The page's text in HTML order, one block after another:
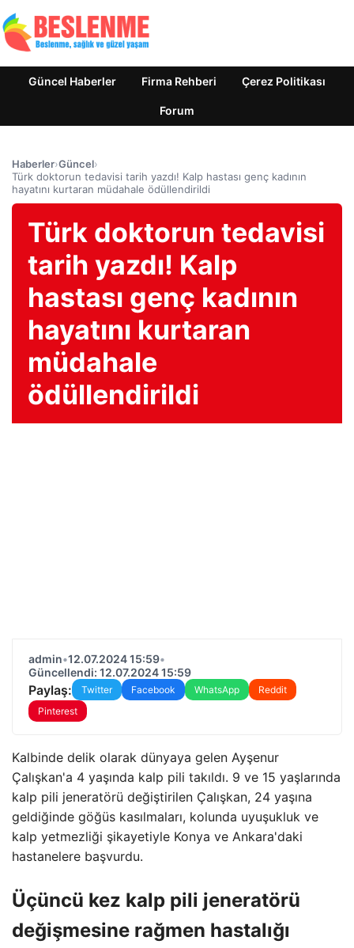
Güncel Haberler Firma Rehberi Çerez Politikası
Forum
Haberler›Güncel›
Türk doktorun tedavisi tarih yazdı! Kalp hastası genç kadının
hayatını kurtaran müdahale ödüllendirildi
Türk doktorun tedavisi
tarih yazdı! Kalp
hastası genç kadının
hayatını kurtaran
müdahale
ödüllendirildi
admin•12.07.2024 15:59•
Güncellendi: 12.07.2024 15:59
Paylaş: Twitter Facebook WhatsApp
Reddit
Pinterest
Kalbinde delik olarak dünyaya gelen Ayşenur
Çalışkan'a 4 yaşında kalp pili takıldı. 9 ve 15 yaşlarında
kalp pili jeneratörü değiştirilen Çalışkan, 24 yaşına
geldiğinde göğüs kasılmaları, kolunda uyuşukluk ve
kalp yetmezliği şikayetiyle Konya ve Ankara'daki
hastanelere başvurdu.
Üçüncü kez kalp pili jeneratörü
değişmesine rağmen hastalığı